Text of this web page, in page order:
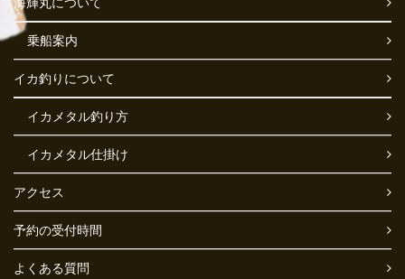
乗船案内
イカ釣りについて
イカメタル釣り方
イカメタル仕掛け
アクセス
予約の受付時間
よくある質問